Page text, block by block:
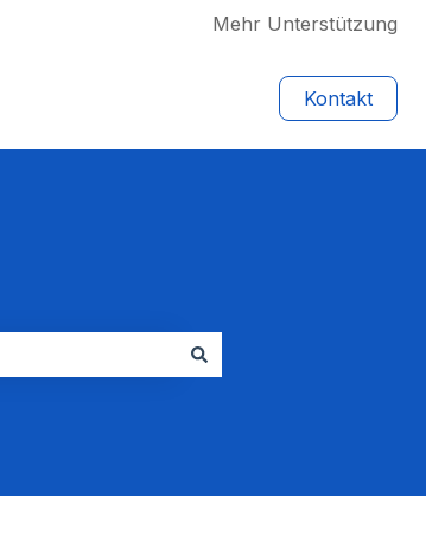
Mehr Unterstützung
Kontakt